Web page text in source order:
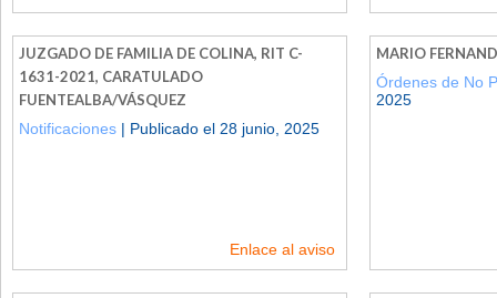
JUZGADO DE FAMILIA DE COLINA, RIT C-
1631-2021, CARATULADO
FUENTEALBA/VÁSQUEZ
Notificaciones | Publicado el 28 junio, 2025
Enlace al aviso
MARIO
Órdenes de No
2025